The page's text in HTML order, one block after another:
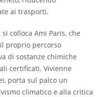
ai trasporti.
colloca Ami Paris, che
proprio percorso
di sostanze chimiche
certificati. Vivienne
porta sul palco un
climatico e alla critica